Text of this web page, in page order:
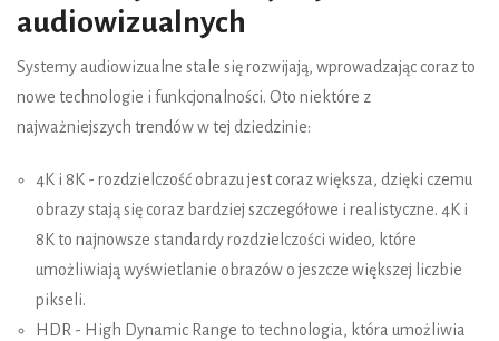
audiowizualnych
Systemy audiowizualne stale się rozwijają, wprowadzając coraz to
nowe technologie i funkcjonalności. Oto niektóre z
najważniejszych trendów w tej dziedzinie:
4K i 8K - rozdzielczość obrazu jest coraz większa, dzięki czemu
obrazy stają się coraz bardziej szczegółowe i realistyczne. 4K i
8K to najnowsze standardy rozdzielczości wideo, które
umożliwiają wyświetlanie obrazów o jeszcze większej liczbie
pikseli.
HDR - High Dynamic Range to technologia, która umożliwia